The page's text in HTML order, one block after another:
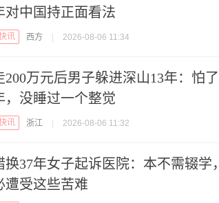
对中国持正面看法
讯 西方 2026-08-06 11:34
200万元后男子躲进深山13年：怕了
，没睡过一个整觉
讯 浙江 2026-08-06 11:32
换37年女子起诉医院：本不需辍学，
遭受这些苦难